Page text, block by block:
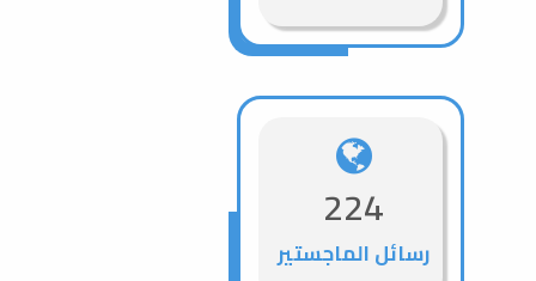
224
رسائل الماجستير